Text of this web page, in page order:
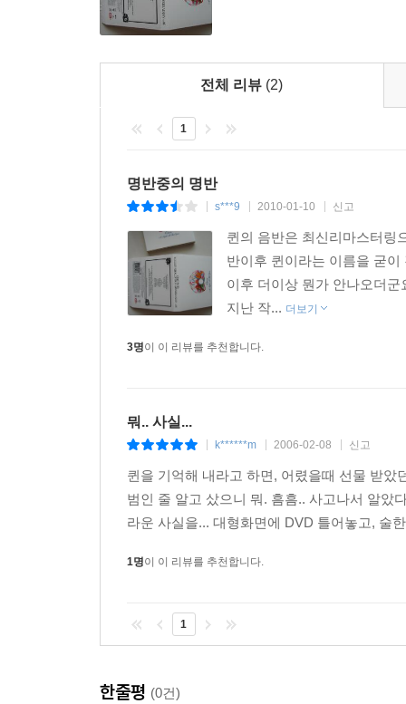
전체 리뷰 (2)
1
명반중의 명반
s***9 2010-01-10 신고
퀸의 음반은 최신리마스터링
반이후 퀸이라는 이름을 굳
이후 더이상 뭔가 안나오더
지난 작... 더보기
3명이 이 리뷰를 추천합니다.
뭐.. 사실...
k******m 2006-02-08 신고
퀸을 기억해 내라고 하면, 어렸을때 선물 받
범인 줄 알고 샀으니 뭐. 흠흠.. 사고나서 알았
라운 사실을... 대형화면에 DVD 틀어놓고, 술
1명이 이 리뷰를 추천합니다.
1
한줄평 (0건)